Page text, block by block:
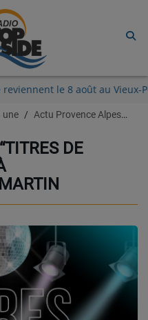
reviennent le 8 août au
une Actu Provence Alpes Côte d'azur
DE